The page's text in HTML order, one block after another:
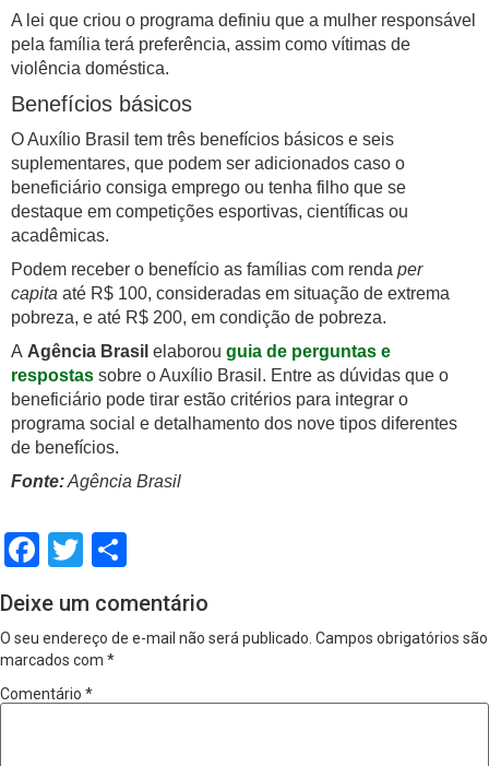
A lei que criou o programa definiu que a mulher responsável
pela família terá preferência, assim como vítimas de
violência doméstica.
Benefícios básicos
O Auxílio Brasil tem três benefícios básicos e seis
suplementares, que podem ser adicionados caso o
beneficiário consiga emprego ou tenha filho que se
destaque em competições esportivas, científicas ou
acadêmicas.
Podem receber o benefício as famílias com renda per
capita até R$ 100, consideradas em situação de extrema
pobreza, e até R$ 200, em condição de pobreza.
A Agência Brasil elaborou guia de perguntas e
respostas sobre o Auxílio Brasil. Entre as dúvidas que o
beneficiário pode tirar estão critérios para integrar o
programa social e detalhamento dos nove tipos diferentes
de benefícios.
Fonte:Agência Brasil
Facebook
Twitter
Deixe um comentário
O seu endereço de e-mail não será publicado. Campos obrigatórios são
marcados com *
Comentário *